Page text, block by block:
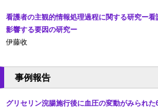
看護者の主観的情報処理過程に関する研究ー
影響する要因の研究ー
伊藤收
事例報告
グリセリン浣腸施行後に血圧の変動がみられ